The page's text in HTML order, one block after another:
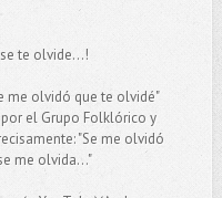
te olvide...!
me olvidó que te olvidé"
el Grupo Folklórico y
"Se me olvidó
me olvida..."